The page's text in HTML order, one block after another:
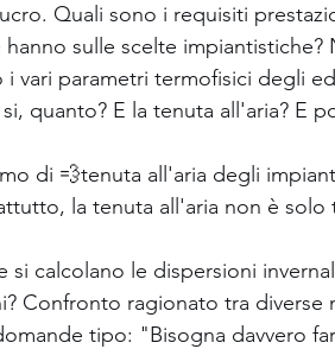
Quali sono i requisiti
sulle scelte impiantistiche?
vari parametri termofisici degli
quanto? E la tenuta all'aria? E
di 💨tenuta all'aria degli
la tenuta all'aria non è solo
calcolano le dispersioni
Confronto ragionato tra
tipo: "Bisogna davvero